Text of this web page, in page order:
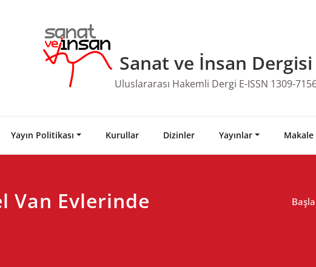
Sanat ve İnsan Dergisi
Uluslararası Hakemli Dergi E-ISSN 1309-
Yayın Politikası Kurullar Dizinler Yayınlar
Van Evlerinde